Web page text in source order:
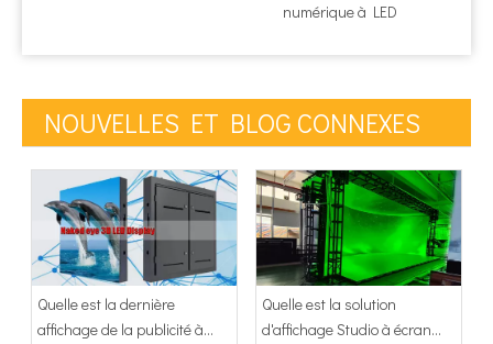
numérique à LED
NOUVELLES ET BLOG CONNEXES
Quelle est la dernière
affichage de la publicité à
Quelle est la solution
d'affichage Studio à écran